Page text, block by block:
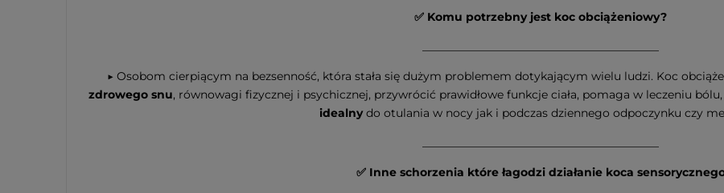
✅ Komu potrzebny jest koc obciążeniowy?
▶ Osobom cierpiącym na bezsenność, która stała się dużym problemem dotykającym wielu ludzi. Koc
zdrowego snu, równowagi fizycznej i psychicznej, przywrócić prawidłowe funkcje ciała, pomaga w leczeniu
idealnydo otulania w nocy jak i podczas dziennego odpoczynku czy
✅ Inne schorzenia które łagodzi działanie koca